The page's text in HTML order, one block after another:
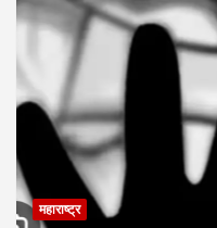
महाराष्ट्र